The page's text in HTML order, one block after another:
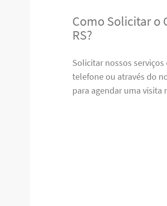
Como Solicitar o
RS?
Solicitar nossos
telefone ou através do
para agendar uma visita